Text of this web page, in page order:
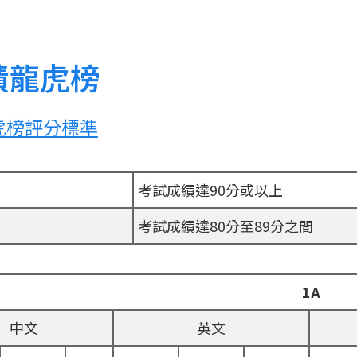
虎榜
評分標準
考試成績達90分或以上
考試成績達80分至89分之間
1A
中文
英文